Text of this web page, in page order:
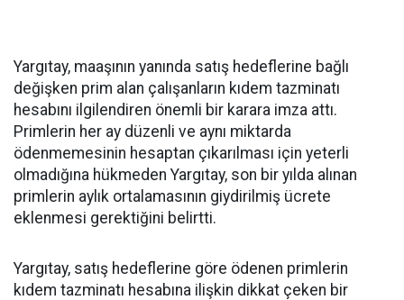
Yargıtay, maaşının yanında satış hedeflerine bağlı
değişken prim alan çalışanların kıdem tazminatı
hesabını ilgilendiren önemli bir karara imza attı.
Primlerin her ay düzenli ve aynı miktarda
ödenmemesinin hesaptan çıkarılması için yeterli
olmadığına hükmeden Yargıtay, son bir yılda alınan
primlerin aylık ortalamasının giydirilmiş ücrete
eklenmesi gerektiğini belirtti.
Yargıtay, satış hedeflerine göre ödenen primlerin
kıdem tazminatı hesabına ilişkin dikkat çeken bir